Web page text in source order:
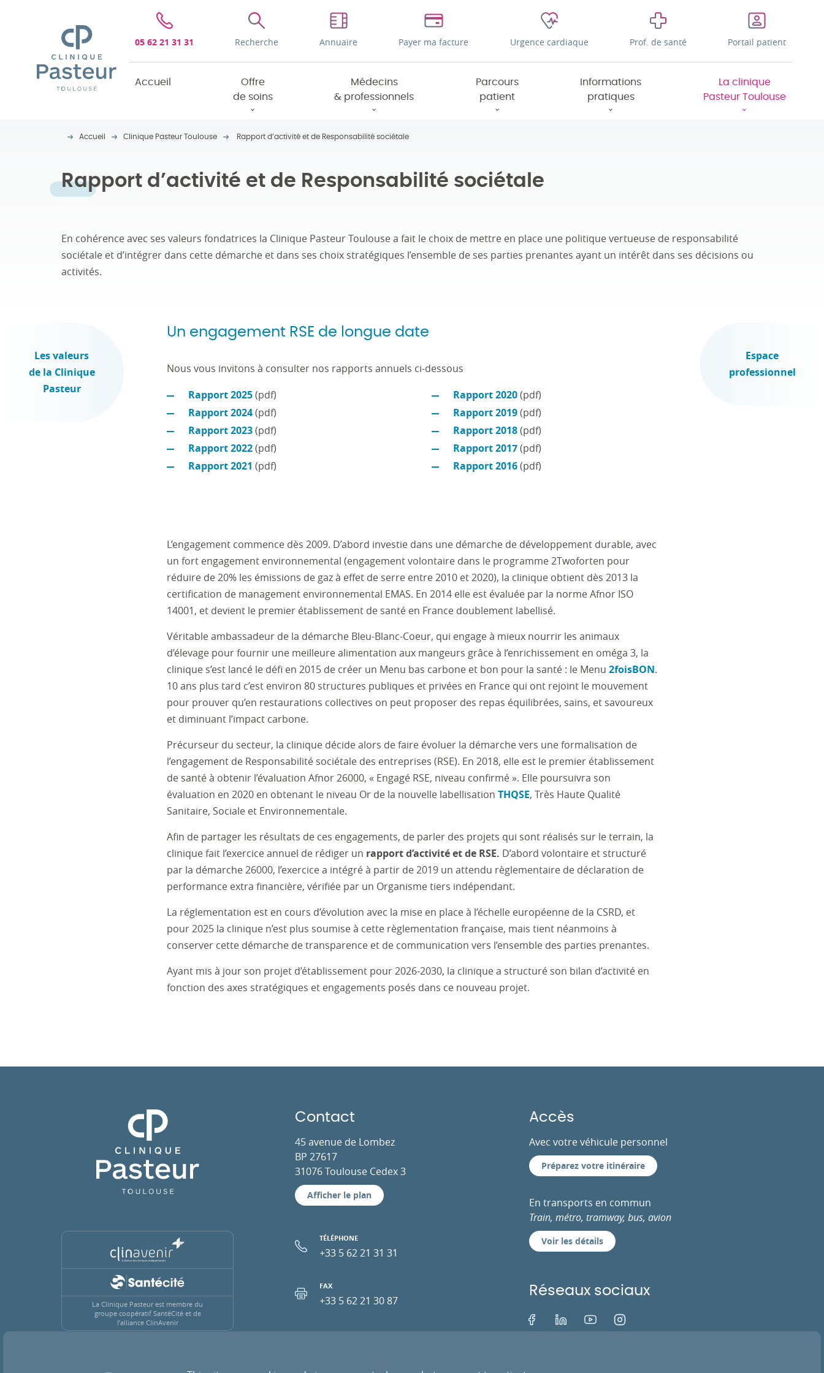
Clinique Pasteur
05 62 21 31 31 Recherche Annuaire Payer ma facture Urgence cardiaque Prof. de santé Portail patient
Accueil
Offre
de soins
Médecins
& professionnels
Parcours
patient
Informations
pratiques
La clinique
Pasteur Toulouse
Accueil Clinique Pasteur Toulouse Rapport d’activité et de Responsabilité sociétale
Rapport d’activité et de Responsabilité sociétale
En cohérence avec ses valeurs fondatrices la Clinique Pasteur Toulouse a fait le choix de mettre en place une politique vertueuse de responsabilité
sociétale et d’intégrer dans cette démarche et dans ses choix stratégiques l’ensemble de ses parties prenantes ayant un intérêt dans ses décisions ou
activités.
Les valeurs
de la Clinique
Pasteur
Espace
professionnel
Un engagement RSE de longue date
Nous vous invitons à consulter nos rapports annuels ci-dessous
Rapport 2025(pdf)
Rapport 2024(pdf)
Rapport 2023(pdf)
Rapport 2022(pdf)
Rapport 2021 (pdf)
Rapport 2020(pdf)
Rapport 2019(pdf)
Rapport 2018(pdf)
Rapport 2017(pdf)
Rapport 2016(pdf)
L’engagement commence dès 2009. D’abord investie dans une démarche de développement durable, avec
un fort engagement environnemental (engagement volontaire dans le programme 2Twoforten pour
réduire de 20% les émissions de gaz à effet de serre entre 2010 et 2020), la clinique obtient dès 2013 la
certification de management environnemental EMAS. En 2014 elle est évaluée par la norme Afnor ISO
14001, et devient le premier établissement de santé en France doublement labellisé.
Véritable ambassadeur de la démarche Bleu-Blanc-Coeur, qui engage à mieux nourrir les animaux
d’élevage pour fournir une meilleure alimentation aux mangeurs grâce à l’enrichissement en oméga 3, la
clinique s’est lancé le défi en 2015 de créer un Menu bas carbone et bon pour la santé : le Menu 2foisBON.
10 ans plus tard c’est environ 80 structures publiques et privées en France qui ont rejoint le mouvement
pour prouver qu’en restaurations collectives on peut proposer des repas équilibrées, sains, et savoureux
et diminuant l’impact carbone.
Précurseur du secteur, la clinique décide alors de faire évoluer la démarche vers une formalisation de
l’engagement de Responsabilité sociétale des entreprises (RSE). En 2018, elle est le premier établissement
de santé à obtenir l’évaluation Afnor 26000, « Engagé RSE, niveau confirmé ». Elle poursuivra son
évaluation en 2020 en obtenant le niveau Or de la nouvelle labellisation THQSE, Très Haute Qualité
Sanitaire, Sociale et Environnementale.
Afin de partager les résultats de ces engagements, de parler des projets qui sont réalisés sur le terrain, la
clinique fait l’exercice annuel de rédiger un rapport d’activité et de RSE. D’abord volontaire et structuré
par la démarche 26000, l’exercice a intégré à partir de 2019 un attendu règlementaire de déclaration de
performance extra financière, vérifiée par un Organisme tiers indépendant.
La réglementation est en cours d’évolution avec la mise en place à l’échelle européenne de la CSRD, et
pour 2025 la clinique n’est plus soumise à cette règlementation française, mais tient néanmoins à
conserver cette démarche de transparence et de communication vers l’ensemble des parties prenantes.
Ayant mis à jour son projet d’établissement pour 2026-2030, la clinique a structuré son bilan d’activité en
fonction des axes stratégiques et engagements posés dans ce nouveau projet.
Clinique Pasteur
La Clinique Pasteur est membre du
groupe coopératif SantéCité et de
l’alliance ClinAvenir
Contact
45 avenue de Lombez
BP 27617
31076 Toulouse Cedex 3
Afficher le plan
TÉLÉPHONE
+33 5 62 21 31 31
FAX
+33 5 62 21 30 87
Accès
Avec votre véhicule personnel
Préparez votre itinéraire
En transports en commun
Train, métro, tramway, bus, avion
Voir les détails
Réseaux sociaux
FacebookLinkedIn Youtube Instagram